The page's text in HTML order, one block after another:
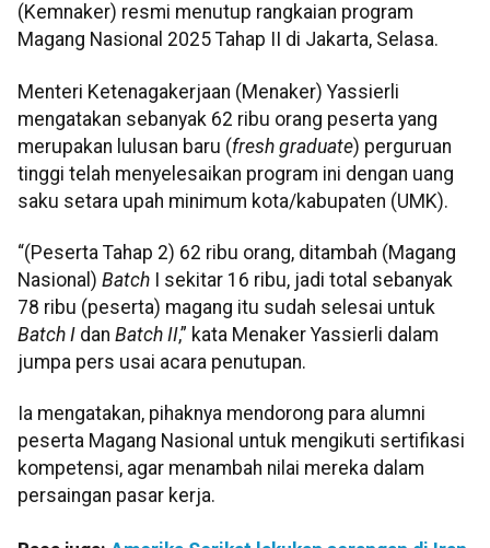
(Kemnaker) resmi menutup rangkaian program
Magang Nasional 2025 Tahap II di Jakarta, Selasa.
Menteri Ketenagakerjaan (Menaker) Yassierli
mengatakan sebanyak 62 ribu orang peserta yang
merupakan lulusan baru (fresh graduate) perguruan
tinggi telah menyelesaikan program ini dengan uang
saku setara upah minimum kota/kabupaten (UMK).
“(Peserta Tahap 2) 62 ribu orang, ditambah (Magang
Nasional) Batch I sekitar 16 ribu, jadi total sebanyak
78 ribu (peserta) magang itu sudah selesai untuk
Batch I dan Batch II,” kata Menaker Yassierli dalam
jumpa pers usai acara penutupan.
Ia mengatakan, pihaknya mendorong para alumni
peserta Magang Nasional untuk mengikuti sertifikasi
kompetensi, agar menambah nilai mereka dalam
persaingan pasar kerja.